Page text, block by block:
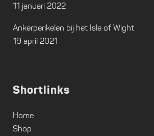
11 januari 2022
Ankerperikelen bij het Isle of Wight
19 april 2021
Shortlinks
Home
Shop